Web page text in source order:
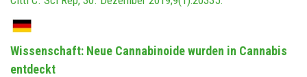
Wissenschaft: Neue Cannabinoide wurden in Cannabis
entdeckt